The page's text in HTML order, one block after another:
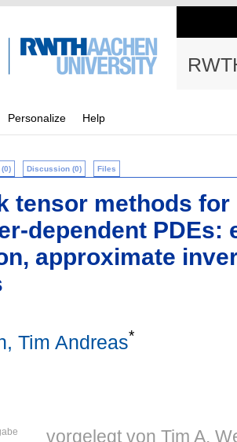
Personalize Help
Discussion (0) Files
tensor methods
dependent PDEs:
approximate
Tim Andreas*
vorgelegt von Tim A.